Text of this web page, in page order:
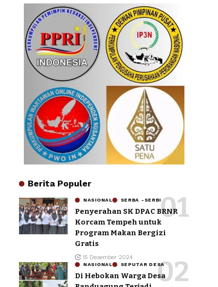
Berita Populer
NASIONAL SERBA -SERBI
Penyerahan SK DPAC BRNR
Korcam Tempeh untuk
Program Makan Bergizi
Gratis
15 Desember 2024
NASIONAL SEPUTAR DESA
Di Hebokan Warga Desa